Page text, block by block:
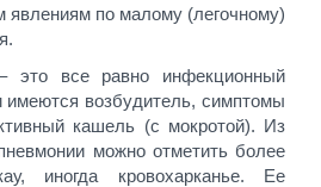
явлениям по малому (легочному)
это все равно инфекционный
имеются возбудитель, симптомы
кашель (с мокротой). Из
можно отметить более
иногда кровохарканье. Ее